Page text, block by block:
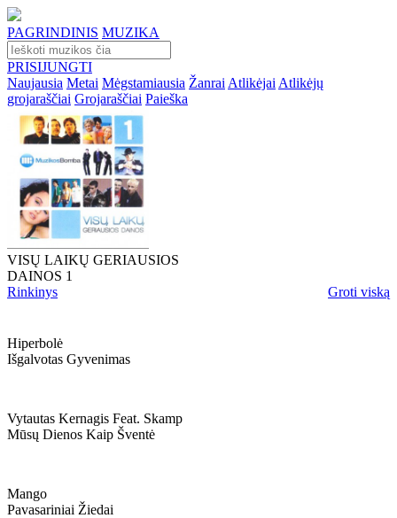
PAGRINDINIS MUZIKA
PRISIJUNGTI
Naujausia Metai Mėgstamiausia Žanrai Atlikėjai Atlikėjų
grojaraščiai Grojaraščiai Paieška
VISŲ LAIKŲ GERIAUSIOS
DAINOS 1
Rinkinys
Groti viską
Hiperbolė
Išgalvotas Gyvenimas
Vytautas Kernagis Feat. Skamp
Mūsų Dienos Kaip Šventė
Mango
Pavasariniai Žiedai